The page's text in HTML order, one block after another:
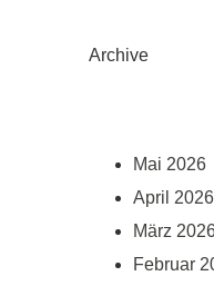
Archive
Mai 2026
April 2026
März
Februar